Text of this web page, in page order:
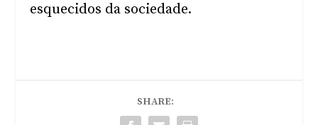
esquecidos da sociedade.
SHARE: